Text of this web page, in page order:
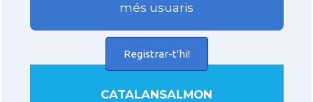
més usuaris
Registrar-t'hi!
CATALANSALMON